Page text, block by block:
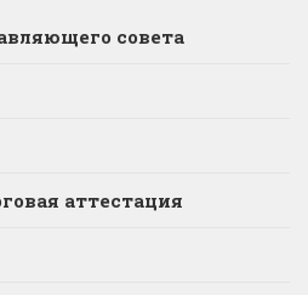
совета
аттестация